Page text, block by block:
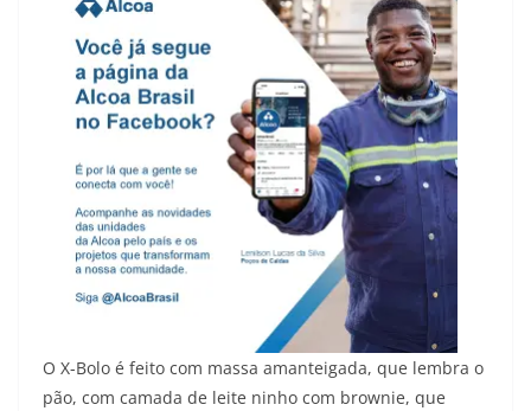
O X-Bolo é feito com massa amanteigada, que lembra o
pão, com camada de leite ninho com brownie, que